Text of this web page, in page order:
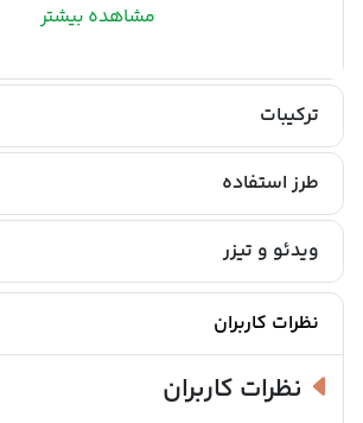
مشاهده بیشتر
ترکیبات
طرز استفاده
ویدئو و تیزر
نظرات کاربران
نظرات کاربران